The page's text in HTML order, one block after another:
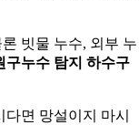
빗물 누수, 외부 누
구누수 탐지 하수구
면 망설이지 마시